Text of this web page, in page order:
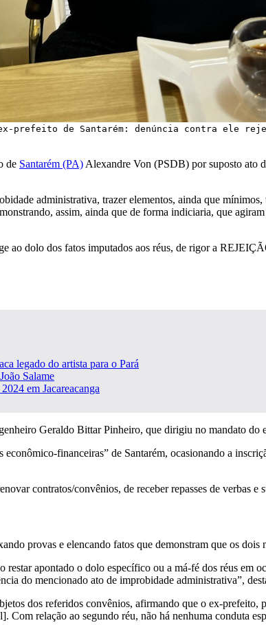
prefeito de Santarém: denúncia contra ele
de Santarém (PA) Alexandre Von (PSDB) por suposto ato
administrativa, trazer elementos, ainda que
assim, ainda que de forma indiciaria, que
ao dolo dos fatos imputados aos réus, de rigor a
legado do artista para o Pará
Salame
em Jacareacanga
Geraldo Bittar Pinheiro, que dirigiu no mandato
financeiras” de Santarém, ocasionando a
contratos/convênios, de receber repasses de verbas
provas e elencando fatos que demonstram que os dois
apontado o dolo específico ou a má-fé dos réus
do mencionado ato de improbidade administrativa”,
dos referidos convênios, afirmando que o ex-
relação ao segundo réu, não há nenhuma conduta